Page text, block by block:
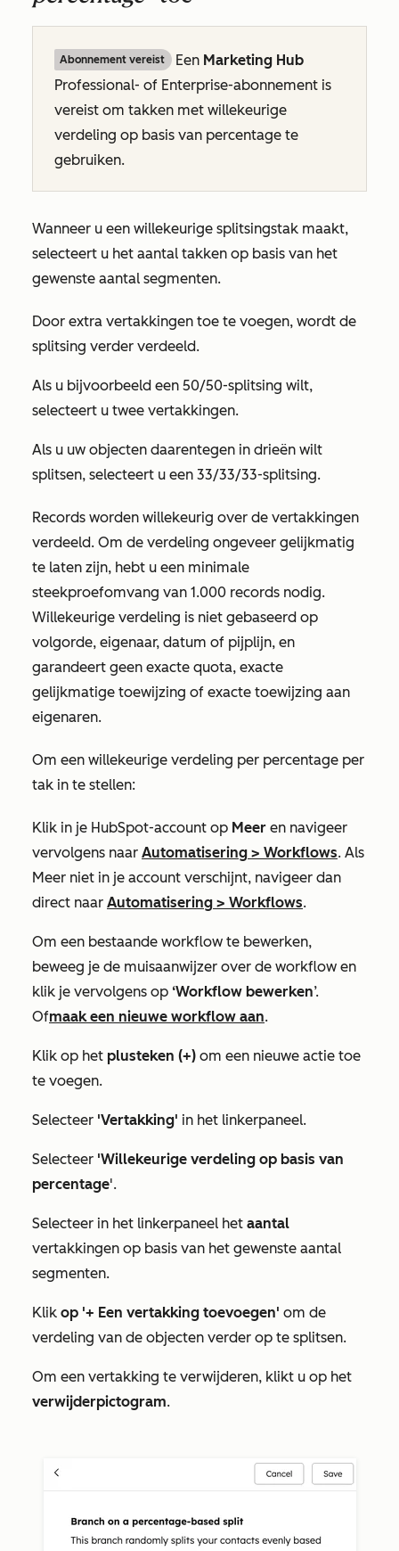
Abonnement vereist Een Marketing Hub
Professional- of Enterprise-abonnement is
vereist om takken met willekeurige
verdeling op basis van percentage te
gebruiken.
Wanneer u een willekeurige splitsingstak maakt,
selecteert u het aantal takken op basis van het
gewenste aantal segmenten.
Door extra vertakkingen toe te voegen, wordt de
splitsing verder verdeeld.
Als u bijvoorbeeld een 50/50-splitsing wilt,
selecteert u twee vertakkingen.
Als u uw objecten daarentegen in drieën wilt
splitsen, selecteert u een 33/33/33-splitsing.
Records worden willekeurig over de vertakkingen
verdeeld. Om de verdeling ongeveer gelijkmatig
te laten zijn, hebt u een minimale
steekproefomvang van 1.000 records nodig.
Willekeurige verdeling is niet gebaseerd op
volgorde, eigenaar, datum of pijplijn, en
garandeert geen exacte quota, exacte
gelijkmatige toewijzing of exacte toewijzing aan
eigenaren.
Om een willekeurige verdeling per percentage per
tak in te stellen:
Klik in je HubSpot-account op Meer en navigeer
vervolgens naar Automatisering > Workflows. Als
Meer niet in je account verschijnt, navigeer dan
direct naar Automatisering > Workflows.
Om een bestaande workflow te bewerken,
beweeg je de muisaanwijzer over de workflow en
klik je vervolgens op ‘Workflow bewerken’.
Ofmaak een nieuwe workflow aan.
Klik op het plusteken (+) om een nieuwe actie toe
te voegen.
Selecteer 'Vertakking' in het linkerpaneel.
Selecteer 'Willekeurige verdeling op basis van
percentage'.
Selecteer in het linkerpaneel het aantal
vertakkingen op basis van het gewenste aantal
segmenten.
Klik op '+ Een vertakking toevoegen' om de
verdeling van de objecten verder op te splitsen.
Om een vertakking te verwijderen, klikt u op het
verwijderpictogram.